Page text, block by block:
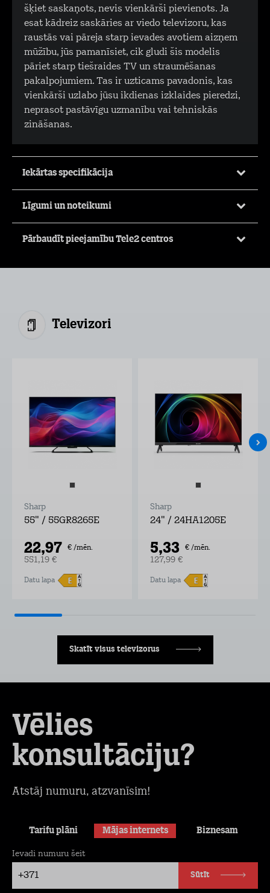
šķiet saskaņots, nevis vienkārši pievienots. Ja
esat kādreiz saskāries ar viedo televizoru, kas
raustās vai pāreja starp ievades avotiem aizņem
mūžību, jūs pamanīsiet, cik gludi šis modelis
pāriet starp tiešraides TV un straumēšanas
pakalpojumiem. Tas ir uzticams pavadonis, kas
vienkārši uzlabo jūsu ikdienas izklaides pieredzi,
neprasot pastāvīgu uzmanību vai tehniskās
zināšanas.
Iekārtas specifikācija
Līgumi un noteikumi
Pārbaudīt pieejamību Tele2 centros
Televizori
Sharp
55" / 55GR8265E
22,97 € /mēn.
551,19 €
Datu lapa
Sharp
24" / 24HA1205E
5,33 € /mēn.
127,99 €
Datu lapa
Skatīt visus televizorus
Vēlies
konsultāciju?
Atstāj numuru, atzvanīsim!
Tarifu plāni Mājas internets Biznesam
+371
Ievadi numuru šeit
Sūtīt